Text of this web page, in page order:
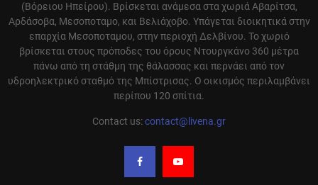
(Βόρειου Ηπείρου). Βρίσκεται ανάμεσα στα χωριά Αβαρίτσα,
Αρδάσοβα, Μεσοποταμο, και Βελιάχοβο. Υπάγεται διοικητικά στην
επαρχία Μεσοποταμου, στην περιοχή Δελβίνου. Το χωριό
βρίσκεται στους πρόποδες του όρους Ντουργκάνο 360 μέτρα
πάνω από τη στάθμη της θάλασσας και περνάει από τον
υδροηλεκτρικό σταθμό της Μπίστρισας. Ο οικισμός περιλαμβάνει
περίπου 120 σπίτια.
Contact us:contact@livena.gr